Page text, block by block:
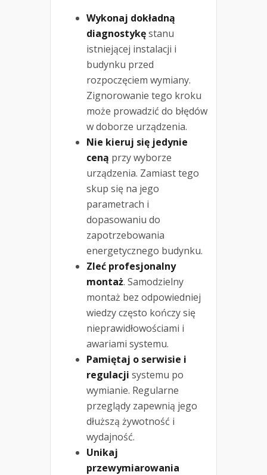
Wykonaj dokładną
diagnostykęstanu
istniejącej instalacji i
budynku przed
rozpoczęciem wymiany.
Zignorowanie tego kroku
może prowadzić do błędów
w doborze urządzenia.
Nie kieruj się jedynie
ceną przy wyborze
urządzenia. Zamiast tego
skup się na jego
parametrach i
dopasowaniu do
zapotrzebowania
energetycznego budynku.
Zleć profesjonalny
montaż. Samodzielny
montaż bez odpowiedniej
wiedzy często kończy się
nieprawidłowościami i
awariami systemu.
Pamiętaj o serwisie i
regulacji systemu po
wymianie. Regularne
przeglądy zapewnią jego
dłuższą żywotność i
wydajność.
Unikaj
przewymiarowania